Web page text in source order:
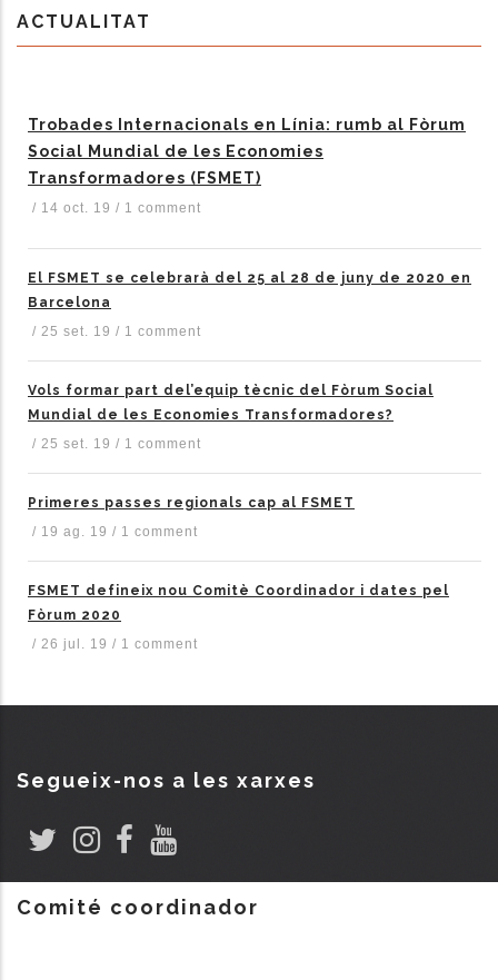
ACTUALITAT
Trobades Internacionals en Línia: rumb al Fòrum
Social Mundial de les Economies
Transformadores (FSMET)
/ 14 oct. 19 / 1 comment
El FSMET se celebrarà del 25 al 28 de juny de 2020 en
Barcelona
/ 25 set. 19 / 1 comment
Vols formar part del’equip tècnic del Fòrum Social
Mundial de les Economies Transformadores?
/ 25 set. 19 / 1 comment
Primeres passes regionals cap al FSMET
/ 19 ag. 19 / 1 comment
FSMET defineix nou Comitè Coordinador i dates pel
Fòrum 2020
/ 26 jul. 19 / 1 comment
Segueix-nos a les xarxes
Comité coordinador